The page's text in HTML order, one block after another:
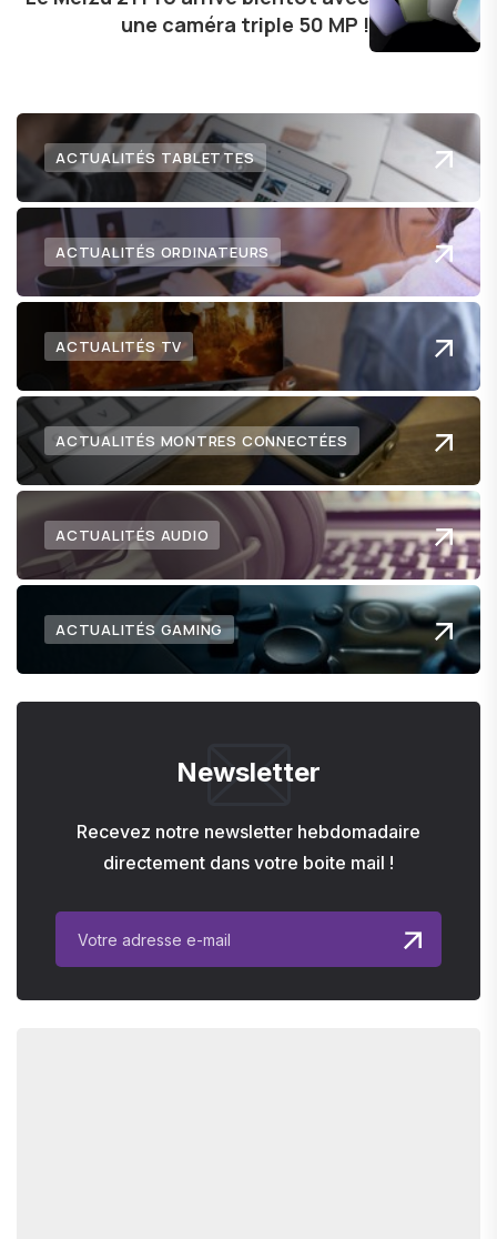
une caméra triple 50 MP !
ACTUALITÉS TABLETTES
ACTUALITÉS ORDINATEURS
ACTUALITÉS TV
ACTUALITÉS MONTRES CONNECTÉES
ACTUALITÉS AUDIO
ACTUALITÉS GAMING
Newsletter
Recevez notre newsletter hebdomadaire
directement dans votre boite mail !